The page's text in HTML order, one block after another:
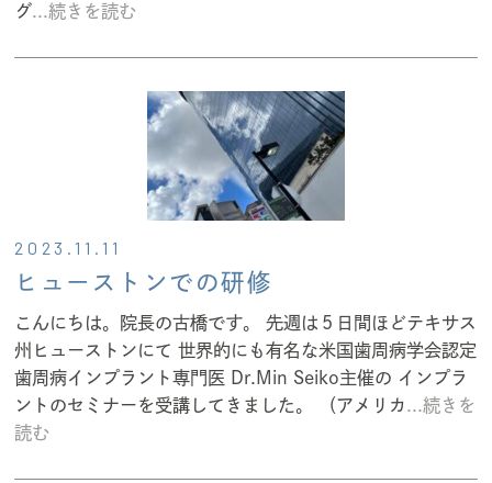
グ ...続きを読む
2023.11.11
ヒューストンでの研修
こんにちは。院長の古橋です。 先週は５日間ほどテキサス
州ヒューストンにて 世界的にも有名な米国歯周病学会認定
歯周病インプラント専門医 Dr.Min Seiko主催の インプラ
ントのセミナーを受講してきました。 （アメリカ
...続きを
読む